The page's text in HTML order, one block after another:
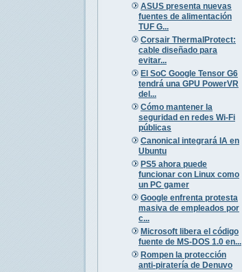
ASUS presenta nuevas
fuentes de alimentación
TUF G...
Corsair ThermalProtect:
cable diseñado para
evitar...
El SoC Google Tensor G6
tendrá una GPU PowerVR
del...
Cómo mantener la
seguridad en redes Wi-Fi
públicas
Canonical integrará IA en
Ubuntu
PS5 ahora puede
funcionar con Linux como
un PC gamer
Google enfrenta protesta
masiva de empleados por
c...
Microsoft libera el código
fuente de MS-DOS 1.0 en...
Rompen la protección
anti-piratería de Denuvo